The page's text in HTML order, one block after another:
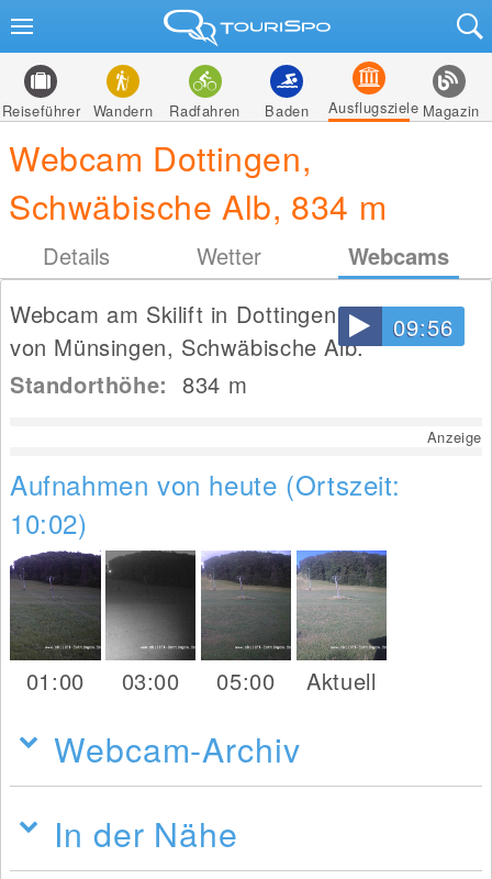
Reiseführer Wandern Radfahren Baden Ausflugsziele Magazin
Webcam Dottingen,
Schwäbische Alb, 834 m
Details Wetter Webcams
09:56
Webcam am Skilift in Dottingen in der Nähe
von Münsingen, Schwäbische Alb.
Standorthöhe:834 m
Anzeige
Aufnahmen von heute (Ortszeit:
10:02)
01:00 03:00 05:00 Aktuell
Webcam-Archiv
In der Nähe